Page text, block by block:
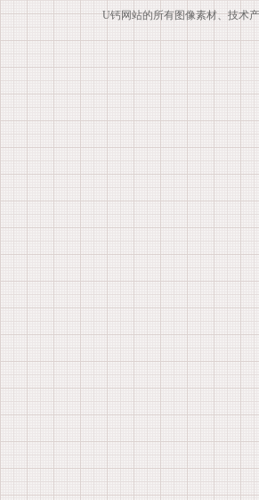
U钙网站的所有图像素材、技术